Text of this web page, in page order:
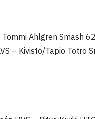
Ahlgren Smash
– Kivistö/Tapio Totro